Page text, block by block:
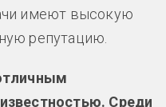
имеют высокую
репутацию.
Среди